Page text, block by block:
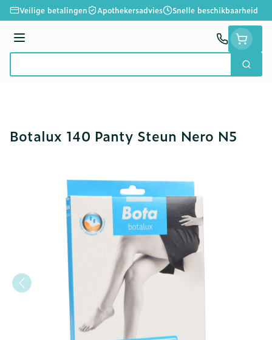
Ga naar de inhoud
Veilige betalingen Apothekersadvies Snelle beschikbaarheid
Menu
Zoek
Botalux 140 Panty Steun Nero N5